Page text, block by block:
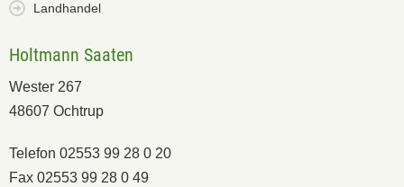
Landhandel
Holtmann Saaten
Wester 267
48607 Ochtrup
Telefon 02553 99 28 0 20
Fax 02553 99 28 0 49